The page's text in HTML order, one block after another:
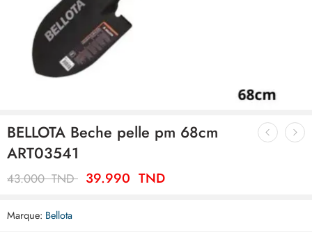
BELLOTA Beche pelle pm 68cm
ART03541
43.000TND 39.990 TND
Marque: Bellota